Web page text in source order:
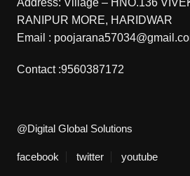
RANIPUR MORE, HARIDWAR
Email :
Contact :9560387172
@Digital Global Solutions
facebook twitter youtube